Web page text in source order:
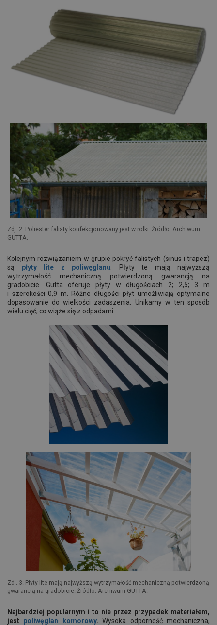
Zdj. 2. Poliester falisty konfekcjonowany jest w rolki. Źródło: Archiwum
GUTTA.
Kolejnym rozwiązaniem w grupie pokryć falistych (sinus i trapez)
są płyty lite z poliwęglanu . Płyty te mają najwyższą
wytrzymałość mechaniczną potwierdzoną gwarancją na
gradobicie. Gutta oferuje płyty w długościach 2; 2,5; 3 m
i szerokości 0,9 m. Różne długości płyt umożliwiają optymalne
dopasowanie do wielkości zadaszenia. Unikamy w ten sposób
wielu cięć, co wiąże się z odpadami.
Zdj. 3. Płyty lite mają najwyższą wytrzymałość mechaniczną potwierdzoną
gwarancją na gradobicie. Źródło: Archiwum GUTTA.
Najbardziej popularnym i to nie przez przypadek materiałem,
jest poliwęglan komorowy. Wysoka odporność mechaniczna,